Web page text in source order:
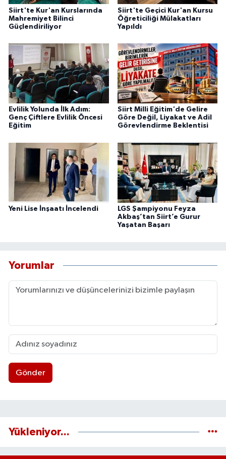
Siirt'te Kur'an Kurslarında
Mahremiyet Bilinci
Güçlendiriliyor
Siirt'te Geçici Kur'an Kursu
Öğreticiliği Mülakatları
Yapıldı
Evlilik Yolunda İlk Adım:
Genç Çiftlere Evlilik Öncesi
Eğitim
Siirt Milli Eğitim'de Gelire
Göre Değil, Liyakat ve Adil
Görevlendirme Beklentisi
Yeni Lise İnşaatı İncelendi
LGS Şampiyonu Feyza
Akbaş’tan Siirt’e Gurur
Yaşatan Başarı
Yorumlar
Gönder
Yükleniyor...